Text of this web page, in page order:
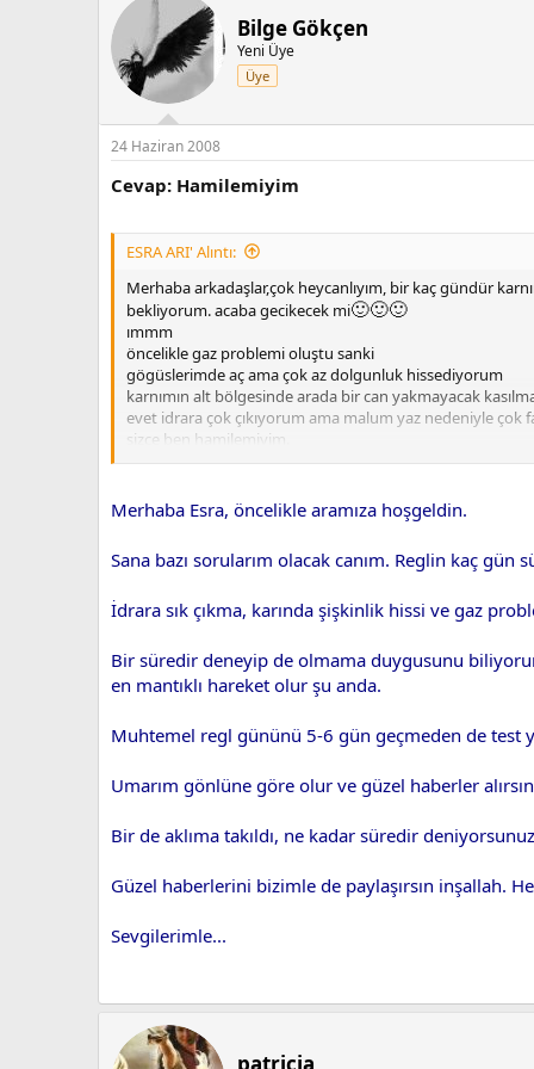
i
e
r
Bilge Gökçen
Yeni Üye
Üye
24 Haziran 2008
Cevap: Hamilemiyim
ESRA ARI' Alıntı:
Merhaba arkadaşlar,çok heycanlıyım, bir kaç gündür
bekliyorum. acaba gecikecek mi🙂🙂🙂
ımmm
öncelikle gaz problemi oluştu sanki
gögüslerimde aç ama çok az dolgunluk hissediyorum
karnımın alt bölgesinde arada bir can yakmayacak
evet idrara çok çıkıyorum ama malum yaz nedeniyle
sizce ben hamilemiyim.
bunu çok istiyorum ama kaç senedir deniyorum olmuyor
Merhaba Esra, öncelikle aramıza hoşgeldin.
Sana bazı sorularım olacak canım. Reglin kaç
İdrara sık çıkma, karında şişkinlik hissi ve gaz
Bir süredir deneyip de olmama duygusunu
en mantıklı hareket olur şu anda.
Muhtemel regl gününü 5-6 gün geçmeden de test
Umarım gönlüne göre olur ve güzel haberler
Bir de aklıma takıldı, ne kadar süredir
Güzel haberlerini bizimle de paylaşırsın inşallah.
Sevgilerimle...